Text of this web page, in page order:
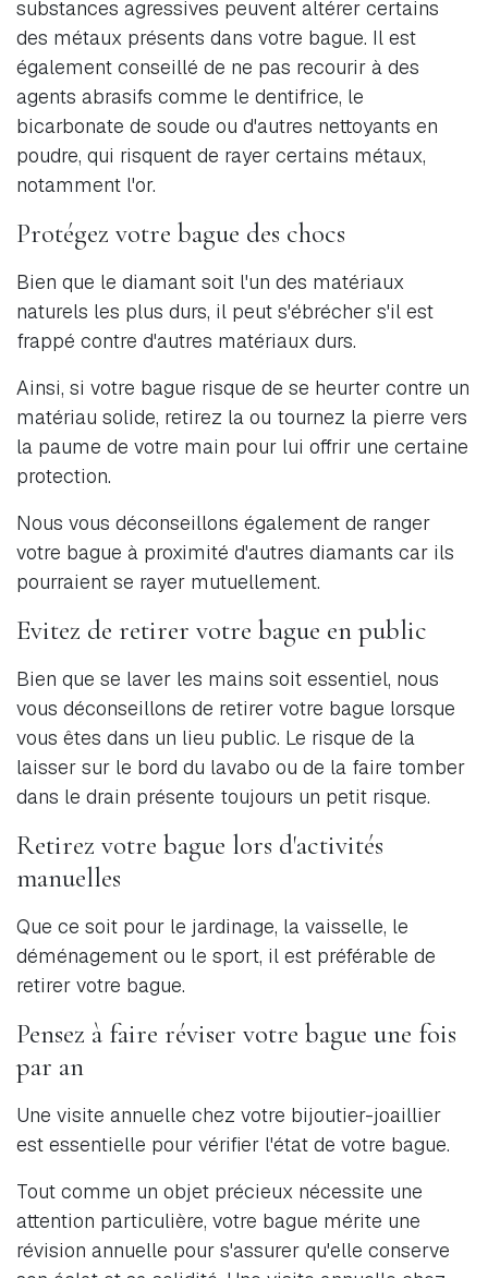
substances agressives peuvent altérer certains
des métaux présents dans votre bague. Il est
également conseillé de ne pas recourir à des
agents abrasifs comme le dentifrice, le
bicarbonate de soude ou d'autres nettoyants en
poudre, qui risquent de rayer certains métaux,
notamment l'or.
Protégez votre bague des chocs
Bien que le diamant soit l'un des matériaux
naturels les plus durs, il peut s'ébrécher s'il est
frappé contre d'autres matériaux durs.
Ainsi, si votre bague risque de se heurter contre un
matériau solide, retirez la ou tournez la pierre vers
la paume de votre main pour lui offrir une certaine
protection.
Nous vous déconseillons également de ranger
votre bague à proximité d'autres diamants car ils
pourraient se rayer mutuellement.
Evitez de retirer votre bague en public
Bien que se laver les mains soit essentiel, nous
vous déconseillons de retirer votre bague lorsque
vous êtes dans un lieu public. Le risque de la
laisser sur le bord du lavabo ou de la faire tomber
dans le drain présente toujours un petit risque.
Retirez votre bague lors d'activités
manuelles
Que ce soit pour le jardinage, la vaisselle, le
déménagement ou le sport, il est préférable de
retirer votre bague.
Pensez à faire réviser votre bague une fois
par an
Une visite annuelle chez votre bijoutier-joaillier
est essentielle pour vérifier l'état de votre bague.
Tout comme un objet précieux nécessite une
attention particulière, votre bague mérite une
révision annuelle pour s'assurer qu'elle conserve